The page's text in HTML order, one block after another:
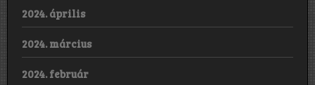
2024. április
2024. március
2024. február